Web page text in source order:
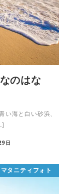
のはな
海と白い砂浜、
日
タニティフォト